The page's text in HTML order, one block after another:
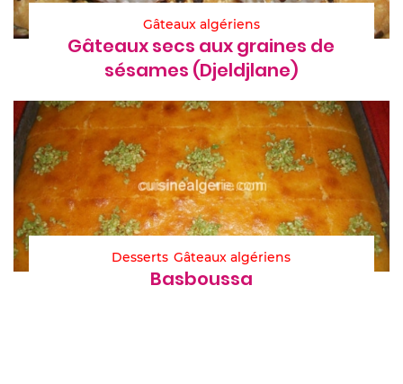
Gâteaux algériens
Gâteaux secs aux graines de
sésames (Djeldjlane)
Desserts Gâteaux algériens
Basboussa